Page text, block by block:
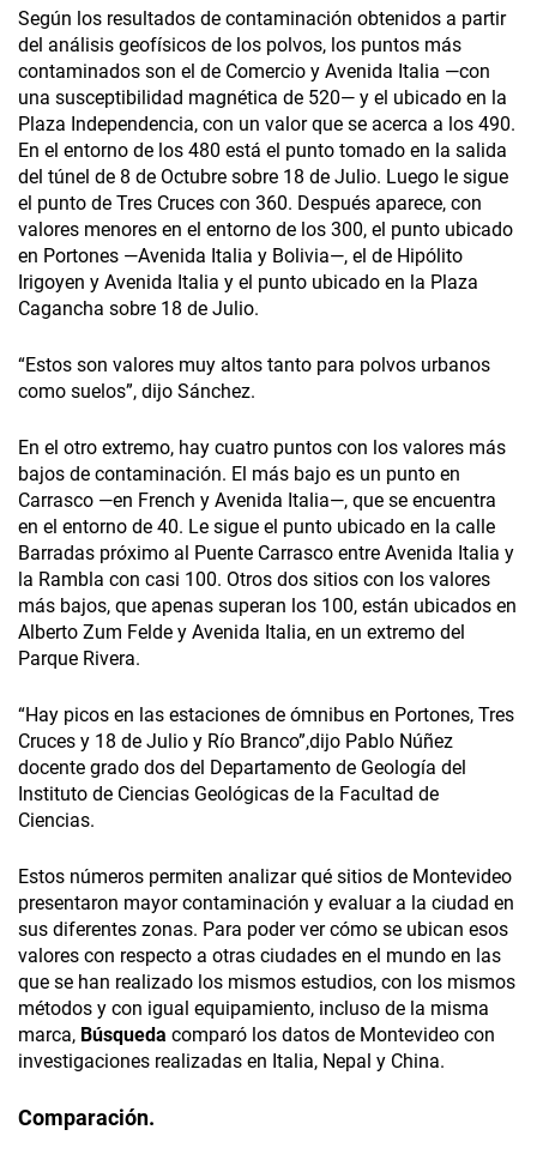
Según los resultados de contaminación obtenidos a partir
del análisis geofísicos de los polvos, los puntos más
contaminados son el de Comercio y Avenida Italia —con
una susceptibilidad magnética de 520— y el ubicado en la
Plaza Independencia, con un valor que se acerca a los 490.
En el entorno de los 480 está el punto tomado en la salida
del túnel de 8 de Octubre sobre 18 de Julio. Luego le sigue
el punto de Tres Cruces con 360. Después aparece, con
valores menores en el entorno de los 300, el punto ubicado
en Portones —Avenida Italia y Bolivia—, el de Hipólito
Irigoyen y Avenida Italia y el punto ubicado en la Plaza
Cagancha sobre 18 de Julio.
“Estos son valores muy altos tanto para polvos urbanos
como suelos”, dijo Sánchez.
En el otro extremo, hay cuatro puntos con los valores más
bajos de contaminación. El más bajo es un punto en
Carrasco —en French y Avenida Italia—, que se encuentra
en el entorno de 40. Le sigue el punto ubicado en la calle
Barradas próximo al Puente Carrasco entre Avenida Italia y
la Rambla con casi 100. Otros dos sitios con los valores
más bajos, que apenas superan los 100, están ubicados en
Alberto Zum Felde y Avenida Italia, en un extremo del
Parque Rivera.
“Hay picos en las estaciones de ómnibus en Portones, Tres
Cruces y 18 de Julio y Río Branco”,dijo Pablo Núñez
docente grado dos del Departamento de Geología del
Instituto de Ciencias Geológicas de la Facultad de
Ciencias.
Estos números permiten analizar qué sitios de Montevideo
presentaron mayor contaminación y evaluar a la ciudad en
sus diferentes zonas. Para poder ver cómo se ubican esos
valores con respecto a otras ciudades en el mundo en las
que se han realizado los mismos estudios, con los mismos
métodos y con igual equipamiento, incluso de la misma
marca, Búsqueda comparó los datos de Montevideo con
investigaciones realizadas en Italia, Nepal y China.
Comparación.